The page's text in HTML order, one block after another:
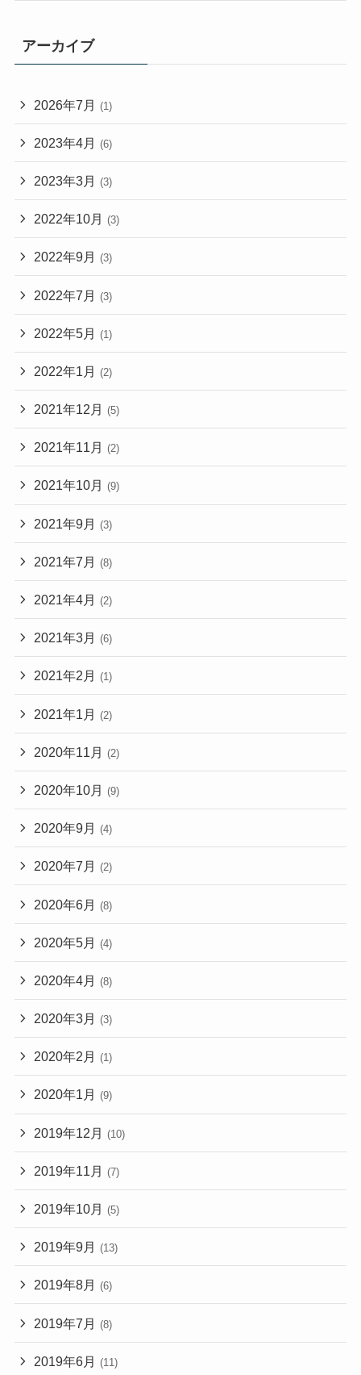
アーカイブ
2026年7月 (1)
2023年4月 (6)
2023年3月 (3)
2022年10月 (3)
2022年9月 (3)
2022年7月 (3)
2022年5月 (1)
2022年1月 (2)
2021年12月 (5)
2021年11月 (2)
2021年10月 (9)
2021年9月 (3)
2021年7月 (8)
2021年4月 (2)
2021年3月 (6)
2021年2月 (1)
2021年1月 (2)
2020年11月 (2)
2020年10月 (9)
2020年9月 (4)
2020年7月 (2)
2020年6月 (8)
2020年5月 (4)
2020年4月 (8)
2020年3月 (3)
2020年2月 (1)
2020年1月 (9)
2019年12月 (10)
2019年11月 (7)
2019年10月 (5)
2019年9月 (13)
2019年8月 (6)
2019年7月 (8)
2019年6月 (11)